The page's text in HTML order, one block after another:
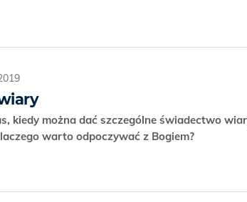
kiedy można dać szczególne świadectwo
warto odpoczywać z Bogiem?